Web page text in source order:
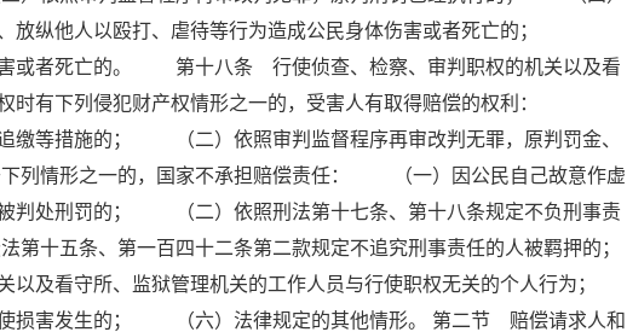
放纵他人以殴打、虐待等行为造成公民身体伤害或者死亡的；
害或者死亡的。 第十八条 行使侦查、检察、审判职权的机关以及看
时有下列侵犯财产权情形之一的，受害人有取得赔偿的权利：
追缴等措施的； （二）依照审判监督程序再审改判无罪，原判罚金、
情形之一的，国家不承担赔偿责任： （一）因公民自己故意作虚
判处刑罚的； （二）依照刑法第十七条、第十八条规定不负刑事责
十五条、第一百四十二条第二款规定不追究刑事责任的人被羁押的；
及看守所、监狱管理机关的工作人员与行使职权无关的个人行为；
损害发生的； （六）法律规定的其他情形。 第二节 赔偿请求人和